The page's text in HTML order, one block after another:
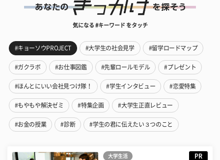
気になる #キーワード をタッチ
#キョーソウPROJECT #大学生の社会見学 #留学ロードマップ
#ガクラボ #お仕事図鑑 #先輩ロールモデル #プレゼント
#ほんとにいい会社見つけ隊！ #学生インタビュー #恋愛特集
#もやもや解決ゼミ #特集企画 #大学生正直レビュー
#お金の授業 #診断 #学生の君に伝えたい３つのこと
大学生活 PR